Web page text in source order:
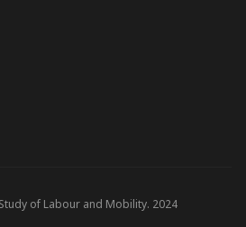
of Labour and Mobility. 2024